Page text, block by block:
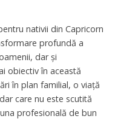
nativii din Capricorn
profundă a
dar şi
obiectiv în această
în plan familial, o viaţă
care nu este scutită
profesională de bun